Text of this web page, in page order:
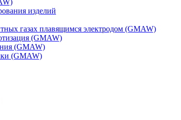
изделий
газах плавящимся электродом (GMAW)
(GMAW)
(GMAW)
(GMAW)